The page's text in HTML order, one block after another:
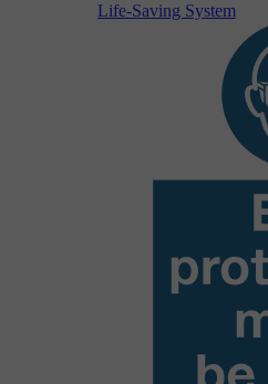
Life-Saving System